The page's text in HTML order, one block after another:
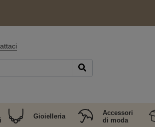
Gioielleria
Accessori
di moda